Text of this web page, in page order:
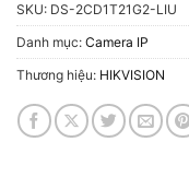
SKU: DS-2CD1T21G2-LIU
Danh mục: Camera IP
Thương hiệu: HIKVISION